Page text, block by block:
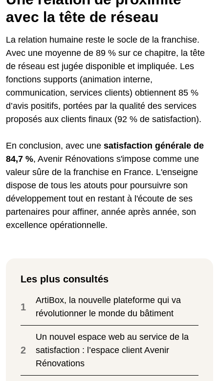
avec la tête de réseau
La relation humaine reste le socle de la franchise.
Avec une moyenne de 89 % sur ce chapitre, la tête
de réseau est jugée disponible et impliquée. Les
fonctions supports (animation interne,
communication, services clients) obtiennent 85 %
d’avis positifs, portées par la qualité des services
proposés aux clients finaux (92 % de satisfaction).
En conclusion, avec une satisfaction générale de
84,7 %, Avenir Rénovations s'impose comme une
valeur sûre de la franchise en France. L'enseigne
dispose de tous les atouts pour poursuivre son
développement tout en restant à l'écoute de ses
partenaires pour affiner, année après année, son
excellence opérationnelle.
Les plus consultés
1
ArtiBox, la nouvelle plateforme qui va
révolutionner le monde du bâtiment
2
Un nouvel espace web au service de la
satisfaction : l’espace client Avenir
Rénovations